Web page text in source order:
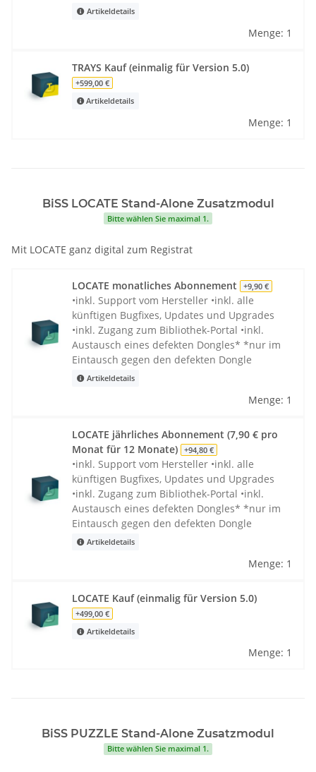
Artikeldetails
Menge: 1
TRAYS Kauf (einmalig für Version 5.0)
+599,00 €
Artikeldetails
Menge: 1
BiSS LOCATE Stand-Alone Zusatzmodul
Bitte wählen Sie maximal 1.
Mit LOCATE ganz digital zum Registrat
LOCATE monatliches Abonnement +9,90 €
•inkl. Support vom Hersteller •inkl. alle
künftigen Bugfixes, Updates und Upgrades
•inkl. Zugang zum Bibliothek-Portal •inkl.
Austausch eines defekten Dongles* *nur im
Eintausch gegen den defekten Dongle
Artikeldetails
Menge: 1
LOCATE jährliches Abonnement (7,90 € pro
Monat für 12 Monate)
+94,80 €
•inkl. Support vom Hersteller •inkl. alle
künftigen Bugfixes, Updates und Upgrades
•inkl. Zugang zum Bibliothek-Portal •inkl.
Austausch eines defekten Dongles* *nur im
Eintausch gegen den defekten Dongle
Artikeldetails
Menge: 1
LOCATE Kauf (einmalig für Version 5.0)
+499,00 €
Artikeldetails
Menge: 1
BiSS PUZZLE Stand-Alone Zusatzmodul
Bitte wählen Sie maximal 1.